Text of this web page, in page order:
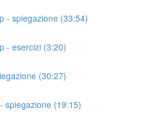
- spiegazione (33:54)
- esercizi (3:20)
(30:27)
spiegazione (19:15)